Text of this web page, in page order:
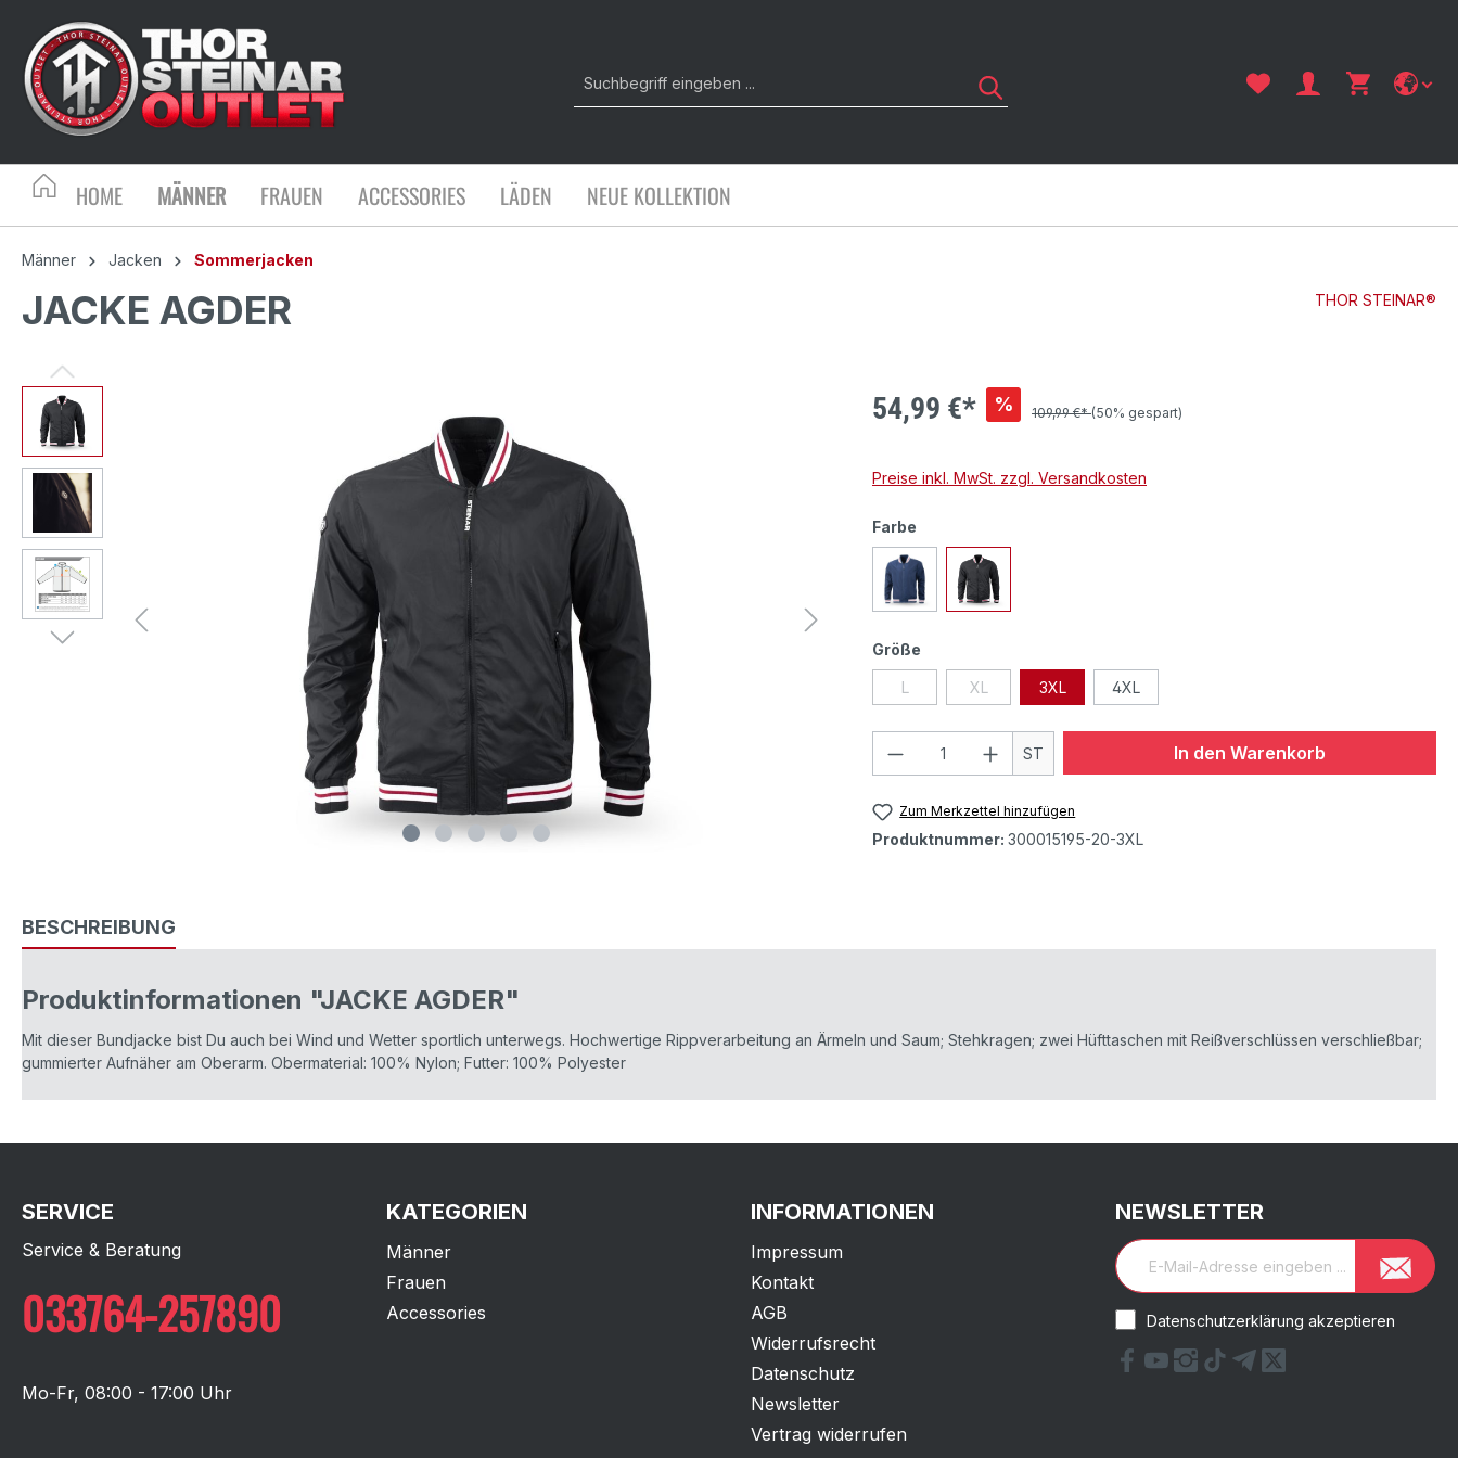
HOME MÄNNER FRAUEN ACCESSORIES LÄDEN NEUE KOLLEKTION
Männer Jacken Sommerjacken
JACKE AGDER THOR STEINAR®
54,99 €* % 109,99 €*(50% gespart)
Preise inkl. MwSt. zzgl. Versandkosten
Farbe
Größe
L XL 3XL 4XL
ST In den Warenkorb
Zum Merkzettel hinzufügen
Produktnummer: 300015195-20-3XL
BESCHREIBUNG
Produktinformationen "JACKE AGDER"
Mit dieser Bundjacke bist Du auch bei Wind und Wetter sportlich unterwegs. Hochwertige Rippverarbeitung an Ärmeln und Saum; Stehkragen; zwei Hüfttaschen mit Reißverschlüssen verschließbar;
gummierter Aufnäher am Oberarm. Obermaterial: 100% Nylon; Futter: 100% Polyester
SERVICE
Service & Beratung
033764-257890
Mo-Fr, 08:00 - 17:00 Uhr
KATEGORIEN
Männer
Frauen
Accessories
INFORMATIONEN
Impressum
Kontakt
AGB
Widerrufsrecht
Datenschutz
Newsletter
Vertrag widerrufen
NEWSLETTER
Datenschutzerklärung akzeptieren